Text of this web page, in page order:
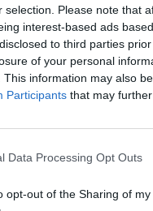
selection. Please note that
interest-based ads
to third parties
of your personal
This information may also
Participants that may
Data Processing Opt Outs
opt-out of the Sharing of my
a
meg kell
a nemrég
továbbá
rendelkező
ASA,